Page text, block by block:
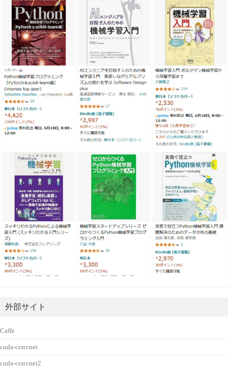
外部サイト
Caffe
cuda-convnet
cuda-convnet2